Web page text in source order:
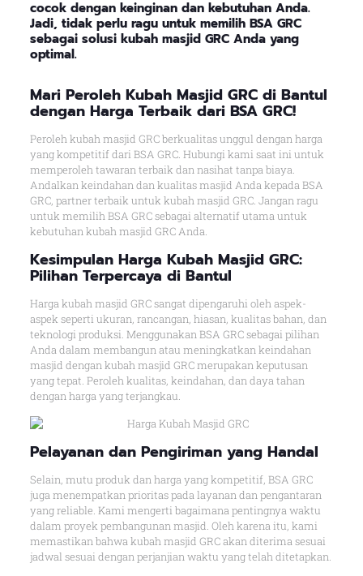
cocok dengan keinginan dan kebutuhan Anda.
Jadi, tidak perlu ragu untuk memilih BSA GRC
sebagai solusi kubah masjid GRC Anda yang
optimal.
Mari Peroleh Kubah Masjid GRC di Bantul
dengan Harga Terbaik dari BSA GRC!
Peroleh kubah masjid GRC berkualitas unggul dengan harga
yang kompetitif dari BSA GRC. Hubungi kami saat ini untuk
memperoleh tawaran terbaik dan nasihat tanpa biaya.
Andalkan keindahan dan kualitas masjid Anda kepada BSA
GRC, partner terbaik untuk kubah masjid GRC. Jangan ragu
untuk memilih BSA GRC sebagai alternatif utama untuk
kebutuhan kubah masjid GRC Anda.
Kesimpulan Harga Kubah Masjid GRC:
Pilihan Terpercaya di Bantul
Harga kubah masjid GRC sangat dipengaruhi oleh aspek-
aspek seperti ukuran, rancangan, hiasan, kualitas bahan, dan
teknologi produksi. Menggunakan BSA GRC sebagai pilihan
Anda dalam membangun atau meningkatkan keindahan
masjid dengan kubah masjid GRC merupakan keputusan
yang tepat. Peroleh kualitas, keindahan, dan daya tahan
dengan harga yang terjangkau.
Pelayanan dan Pengiriman yang Handal
Selain, mutu produk dan harga yang kompetitif, BSA GRC
juga menempatkan prioritas pada layanan dan pengantaran
yang reliable. Kami mengerti bagaimana pentingnya waktu
dalam proyek pembangunan masjid. Oleh karena itu, kami
memastikan bahwa kubah masjid GRC akan diterima sesuai
jadwal sesuai dengan perjanjian waktu yang telah ditetapkan.